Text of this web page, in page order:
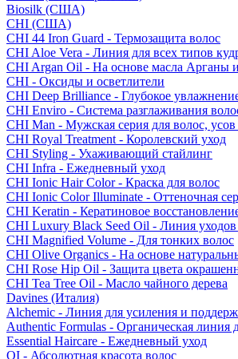
Biosilk (США)
CHI (США)
CHI 44 Iron Guard - Термозащита волос
CHI Aloe Vera - Линия для всех типов
CHI Argan Oil - На основе масла Арганы
CHI - Оксиды и осветлители
CHI Deep Brilliance - Глубокое
CHI Enviro - Система разглаживания
CHI Man - Мужская серия для волос,
CHI Royal Treatment - Королевский уход
CHI Styling - Ухаживающий стайлинг
CHI Infra - Ежедневный уход
CHI Ionic Hair Color - Краска для волос
CHI Ionic Color Illuminate - Оттеночная
CHI Keratin - Кератиновое
CHI Luxury Black Seed Oil - Линия
CHI Magnified Volume - Для тонких волос
CHI Olive Organics - На основе
CHI Rose Hip Oil - Защита цвета
CHI Tea Tree Oil - Масло чайного дерева
Davines (Италия)
Alchemic - Линия для усиления и
Authentic Formulas - Органическая линия
Essential Haircare - Eжедневный уход
OI - Абсолютная красота волос